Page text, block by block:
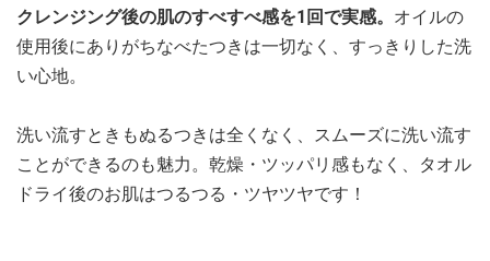
クレンジング後の肌のすべすべ感を1回で実感。 オイルの
使用後にありがちなべたつきは一切なく、すっきりした洗
い心地。
洗い流すときもぬるつきは全くなく、スムーズに洗い流す
ことができるのも魅力。乾燥・ツッパリ感もなく、タオル
ドライ後のお肌はつるつる・ツヤツヤです！